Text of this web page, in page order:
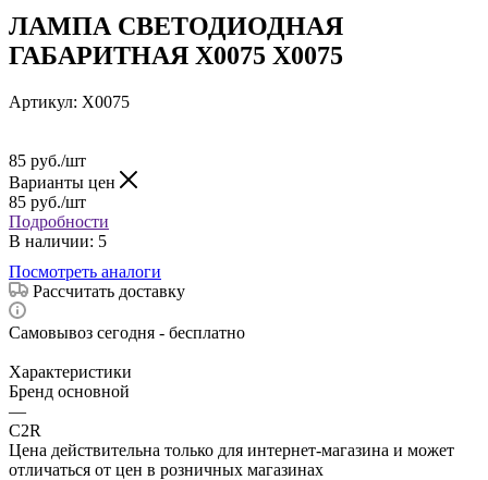
ЛАМПА СВЕТОДИОДНАЯ
ГАБАРИТНАЯ X0075 X0075
Артикул: X0075
85 руб./шт
Варианты цен
85 руб./шт
Подробности
В наличии: 5
Посмотреть аналоги
Рассчитать доставку
Самовывоз сегодня - бесплатно
Характеристики
Бренд основной
—
C2R
Цена действительна только для интернет-магазина и может
отличаться от цен в розничных магазинах